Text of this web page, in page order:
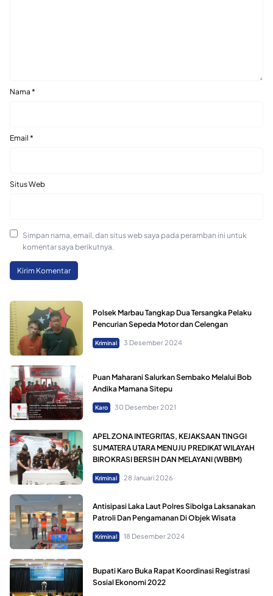
Nama *
Email *
Situs Web
Simpan nama, email, dan situs web saya pada peramban ini untuk
komentar saya berikutnya.
Polsek Marbau Tangkap Dua Tersangka Pelaku
Pencurian Sepeda Motor dan Celengan
Kriminal 3 Desember 2024
Puan Maharani Salurkan Sembako Melalui Bob
Andika Mamana Sitepu
Karo 30 Desember 2021
APEL ZONA INTEGRITAS, KEJAKSAAN TINGGI
SUMATERA UTARA MENUJU PREDIKAT WILAYAH
BIROKRASI BERSIH DAN MELAYANI (WBBM)
Kriminal 28 Januari 2026
Antisipasi Laka Laut Polres Sibolga Laksanakan
Patroli Dan Pengamanan Di Objek Wisata
Kriminal 18 Desember 2024
Bupati Karo Buka Rapat Koordinasi Registrasi
Sosial Ekonomi 2022